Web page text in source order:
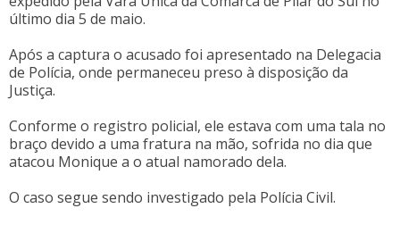
último dia 5 de maio.
Após a captura o acusado foi apresentado na Delegacia
de Polícia, onde permaneceu preso à disposição da
Justiça.
Conforme o registro policial, ele estava com uma tala no
braço devido a uma fratura na mão, sofrida no dia que
atacou Monique a o atual namorado dela.
O caso segue sendo investigado pela Polícia Civil.